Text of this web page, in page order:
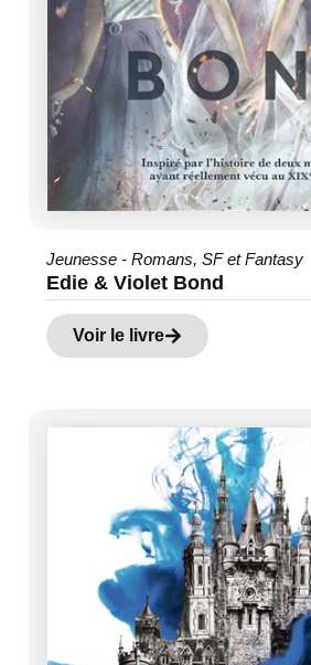
Jeunesse - Romans, SF et Fantasy
Edie & Violet Bond
Voir le livre